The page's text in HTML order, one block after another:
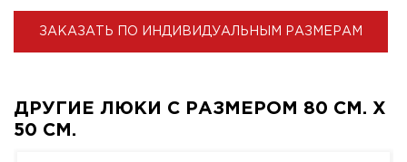
ЗАКАЗАТЬ ПО ИНДИВИДУАЛЬНЫМ РАЗМЕРАМ
ДРУГИЕ ЛЮКИ С РАЗМЕРОМ 80 СМ. X
50 СМ.